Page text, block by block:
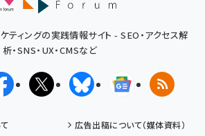
ティングの実践情報サイト - SEO・アクセス解
析・SNS・UX・CMSなど
ガFacebookX(エックス)BlueskyGoogleニュ
RSS
広告出稿について（媒体資料）